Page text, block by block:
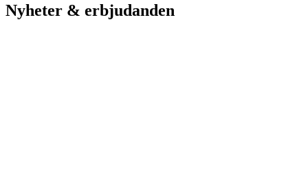
Nyheter & erbjudanden